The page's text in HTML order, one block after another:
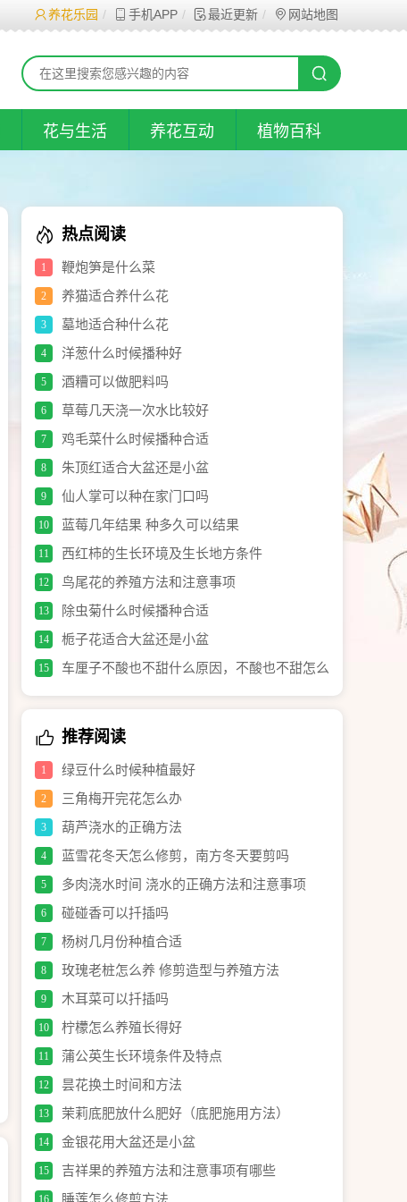
养花乐园 手机APP 最近更新 网站地图
花与生活 养花互动 植物百科
热点阅读
1 鞭炮笋是什么菜
2 养猫适合养什么花
3 墓地适合种什么花
4 洋葱什么时候播种好
5 酒糟可以做肥料吗
6 草莓几天浇一次水比较好
7 鸡毛菜什么时候播种合适
8 朱顶红适合大盆还是小盆
9 仙人掌可以种在家门口吗
10 蓝莓几年结果 种多久可以结果
11 西红柿的生长环境及生长地方条件
12 鸟尾花的养殖方法和注意事项
13 除虫菊什么时候播种合适
14 栀子花适合大盆还是小盆
15
车厘子不酸也不甜什么原因，不酸也不甜怎么
办
推荐阅读
1 绿豆什么时候种植最好
2 三角梅开完花怎么办
3 葫芦浇水的正确方法
4 蓝雪花冬天怎么修剪，南方冬天要剪吗
5 多肉浇水时间 浇水的正确方法和注意事项
6 碰碰香可以扦插吗
7 杨树几月份种植合适
8 玫瑰老桩怎么养 修剪造型与养殖方法
9 木耳菜可以扦插吗
10 柠檬怎么养殖长得好
11 蒲公英生长环境条件及特点
12 昙花换土时间和方法
13 茉莉底肥放什么肥好（底肥施用方法）
14 金银花用大盆还是小盆
15 吉祥果的养殖方法和注意事项有哪些
16 睡莲怎么修剪方法